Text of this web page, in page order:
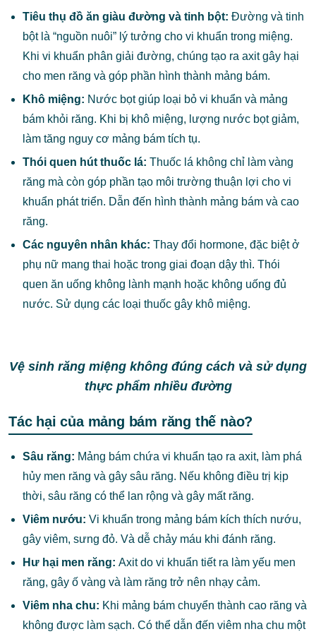
Tiêu thụ đồ ăn giàu đường và tinh bột: Đường và tinh
bột là “nguồn nuôi” lý tưởng cho vi khuẩn trong miệng.
Khi vi khuẩn phân giải đường, chúng tạo ra axit gây hại
cho men răng và góp phần hình thành mảng bám.
Khô miệng: Nước bọt giúp loại bỏ vi khuẩn và mảng
bám khỏi răng. Khi bị khô miệng, lượng nước bọt giảm,
làm tăng nguy cơ mảng bám tích tụ.
Thói quen hút thuốc lá: Thuốc lá không chỉ làm vàng
răng mà còn góp phần tạo môi trường thuận lợi cho vi
khuẩn phát triển. Dẫn đến hình thành mảng bám và cao
răng.
Các nguyên nhân khác: Thay đổi hormone, đặc biệt ở
phụ nữ mang thai hoặc trong giai đoạn dậy thì. Thói
quen ăn uống không lành mạnh hoặc không uống đủ
nước. Sử dụng các loại thuốc gây khô miệng.
Vệ sinh răng miệng không đúng cách và sử dụng
thực phẩm nhiều đường
Tác hại của mảng bám răng thế nào?
Sâu răng: Mảng bám chứa vi khuẩn tạo ra axit, làm phá
hủy men răng và gây sâu răng. Nếu không điều trị kịp
thời, sâu răng có thể lan rộng và gây mất răng.
Viêm nướu: Vi khuẩn trong mảng bám kích thích nướu,
gây viêm, sưng đỏ. Và dễ chảy máu khi đánh răng.
Hư hại men răng: Axit do vi khuẩn tiết ra làm yếu men
răng, gây ố vàng và làm răng trở nên nhạy cảm.
Viêm nha chu: Khi mảng bám chuyển thành cao răng và
không được làm sạch. Có thể dẫn đến viêm nha chu một